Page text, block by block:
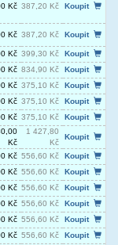
Kč 387,20 Kč Koupit
Kč 387,20 Kč Koupit
Kč 399,30 Kč
Koupit
Kč 834,90 Kč
Koupit
Kč 375,10 Kč
Koupit
Kč 375,10 Kč
Koupit
Kč 375,10 Kč Koupit
Kč
1 427,80
Kč
Koupit
Kč 556,60 Kč
Koupit
Kč 556,60 Kč
Koupit
Kč 556,60 Kč
Koupit
Kč 556,60 Kč
Koupit
Kč 556,60 Kč
Koupit
Kč 556,60 Kč
Koupit